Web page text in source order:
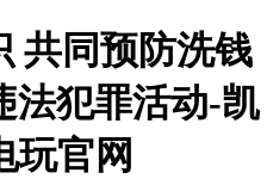
共同预防洗钱
法犯罪活动-凯
玩官网